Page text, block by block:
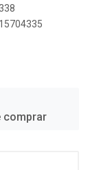
comprar